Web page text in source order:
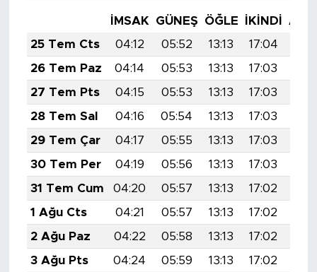
İMSAK GÜNEŞ ÖĞLE İKINDI
25 Tem Cts
04:12 05:52 13:13 17:04
26 Tem Paz
04:14 05:53 13:13 17:03
27 Tem Pts
04:15 05:53 13:13 17:03
28 Tem Sal
04:16 05:54 13:13 17:03
29 Tem Çar
04:17 05:55 13:13 17:03
30 Tem Per
04:19 05:56 13:13 17:03
31 Tem Cum
04:20 05:57 13:13 17:02
1 Ağu Cts
04:21 05:57 13:13 17:02
2 Ağu Paz
04:22 05:58 13:13 17:02
3 Ağu Pts
04:24 05:59 13:13 17:02